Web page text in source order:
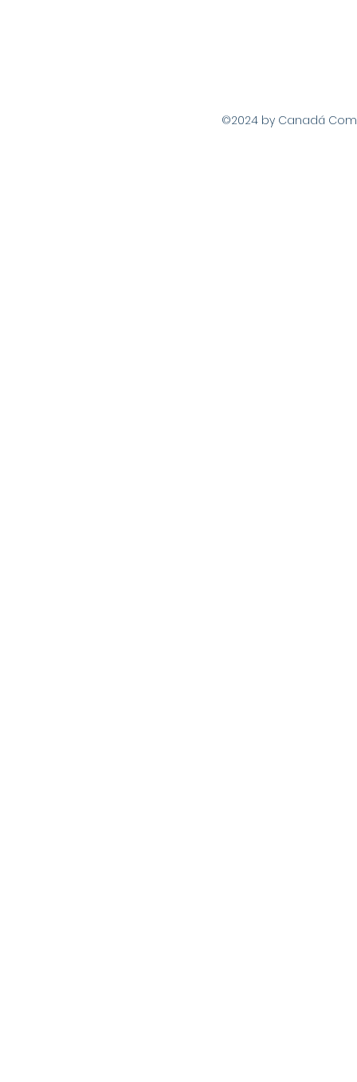
©2024 by Canadá Com